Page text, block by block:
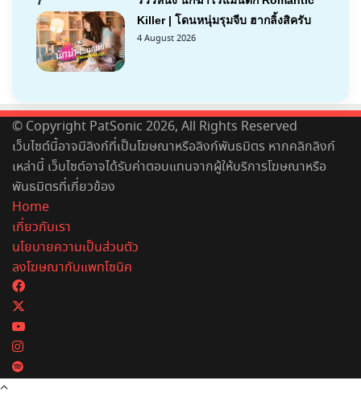
Killer | โดนหนุ่มรุมจีบ ฮากลิ้งสิครับ
4 August 2026
© Copyright PatSonic 2026, All Rights Reserved
เว็บไซต์นี้อาจมีลิงก์ที่เป็นโฆษณาหรือลิงก์พันธมิตร หากคลิกลิงก์
เหล่านี้ เว็บไซต์อาจได้รับค่าตอบแทนจากผู้ให้บริการโฆษณาหรือ
พันธมิตรที่เกี่ยวข้อง
Home
เกี่ยวกับเรา
นโยบายความเป็นส่วนตัว
ลงโฆษณากับแพทโซนิค